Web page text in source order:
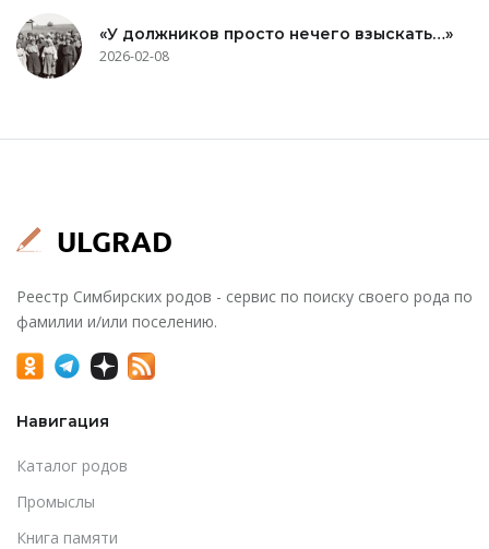
«У должников просто нечего взыскать…»
2026-02-08
Реестр Симбирских родов - сервис по поиску своего рода по
фамилии и/или поселению.
Навигация
Каталог родов
Промыслы
Книга памяти